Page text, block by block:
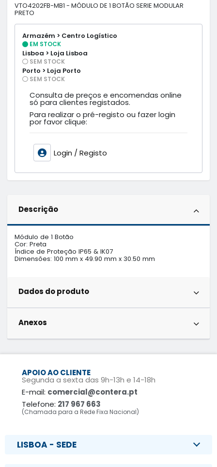
VTO4202FB-MB1 - MÓDULO DE 1 BOTÃO SERIE MODULAR
PRETO
Armazém > Centro Logístico
EM STOCK
Lisboa > Loja Lisboa
SEM STOCK
Porto > Loja Porto
SEM STOCK
Consulta de preços e encomendas online
só para clientes registados.
Para realizar o pré-registo ou fazer login
por favor clique:
Login / Registo
Descrição
Módulo de 1 Botão
Cor: Preta
Índice de Proteção IP65 & IK07
Dimensões: 100 mm x 49.90 mm x 30.50 mm
Dados do produto
Anexos
APOIO AO CLIENTE
Segunda a sexta das 9h-13h e 14-18h
E-mail: comercial@contera.pt
Telefone: 217 967 663
(Chamada para a Rede Fixa Nacional)
LISBOA - SEDE